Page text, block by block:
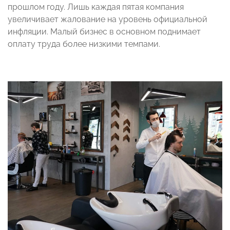
прошлом году. Лишь каждая пятая компания
увеличивает жалование на уровень официальной
инфляции. Малый бизнес в основном поднимает
оплату труда более низкими темпами.